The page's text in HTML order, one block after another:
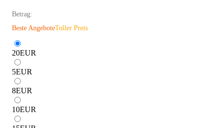
Betrag:
Beste AngeboteToller Preis
20EUR
5EUR
8EUR
10EUR